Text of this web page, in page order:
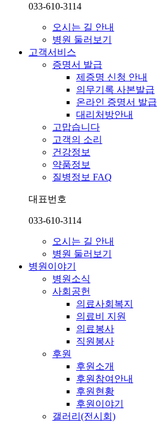
033-610-3114
오시는 길 안내
병원 둘러보기
고객서비스
증명서 발급
제증명 신청 안내
의무기록 사본발급
온라인 증명서 발급
대리처방안내
고맙습니다
고객의 소리
건강정보
약품정보
질병정보 FAQ
대표번호
033-610-3114
오시는 길 안내
병원 둘러보기
병원이야기
병원소식
사회공헌
의료사회복지
의료비 지원
의료봉사
직원봉사
후원
후원소개
후원참여안내
후원현황
후원이야기
갤러리(전시회)